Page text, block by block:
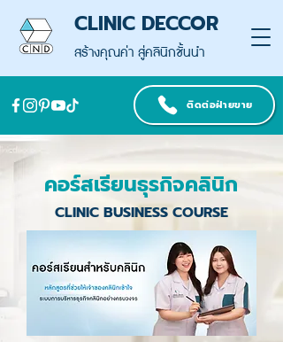
สร้างคุณค่า สู่คลินิกชั้นนำ
CLINIC DECCOR
ติดต่อฝ่ายขาย
คอร์สเรียนธุรกิจคลินิก
CLINIC BUSINESS COURSE